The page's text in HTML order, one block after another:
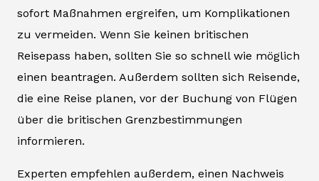
sofort Maßnahmen ergreifen, um Komplikationen
zu vermeiden. Wenn Sie keinen britischen
Reisepass haben, sollten Sie so schnell wie möglich
einen beantragen. Außerdem sollten sich Reisende,
die eine Reise planen, vor der Buchung von Flügen
über die britischen Grenzbestimmungen
informieren.
Experten empfehlen außerdem, einen Nachweis